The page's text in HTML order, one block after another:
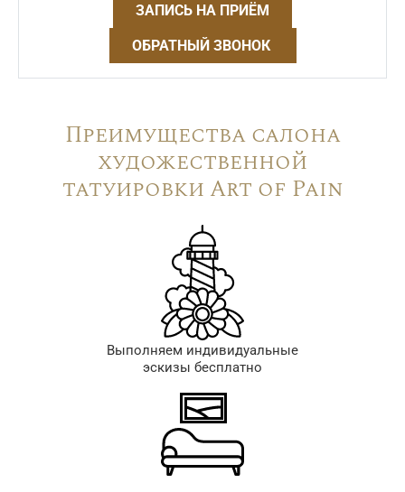
ЗАПИСЬ НА ПРИЁМ
ОБРАТНЫЙ ЗВОНОК
Преимущества салона
художественной
татуировки Art of Pain
Выполняем индивидуальные
эскизы бесплатно